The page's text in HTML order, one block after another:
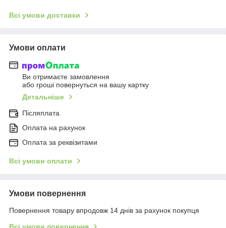
Всі умови доставки
Умови оплати
Ви отримаєте замовлення
або гроші повернуться на вашу картку
Детальніше
Післяплата
Оплата на рахунок
Оплата за реквізитами
Всі умови оплати
Умови повернення
Повернення товару впродовж 14 днів за рахунок покупця